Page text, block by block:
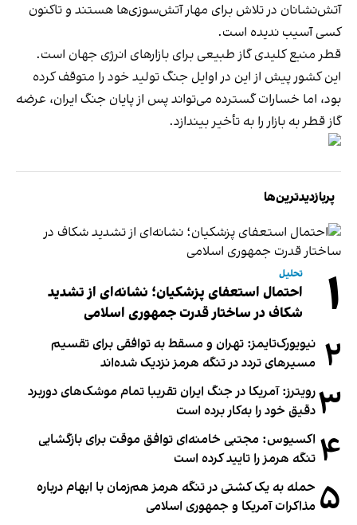
آتش‌نشانان در تلاش برای مهار آتش‌سوزی‌ها هستند و تاکنون
کسی آسیب ندیده است.
قطر منبع کلیدی گاز طبیعی برای بازارهای انرژی جهان است.
این کشور پیش از این در اوایل جنگ تولید خود را متوقف کرده
بود، اما خسارات گسترده می‌تواند پس از پایان جنگ ایران، عرضه
گاز قطر به بازار را به تأخیر بیندازد.
پربازدیدترین‌ها
۱ تحلیل
احتمال استعفای پزشکیان؛ نشانه‌ای از تشدید
شکاف در ساختار قدرت جمهوری اسلامی
۲ نیویورک‌تایمز: تهران و مسقط به توافقی برای تقسیم
مسیرهای تردد در تنگه هرمز نزدیک شده‌اند
۳رویترز: آمریکا در جنگ ایران تقریبا تمام موشک‌های دوربرد
دقیق خود را به‌کار برده است
۴ اکسیوس: مجتبی خامنه‌ای توافق موقت برای بازگشایی
تنگه هرمز را تایید کرده است
۵ حمله به یک کشتی در تنگه هرمز هم‌زمان با ابهام درباره
مذاکرات آمریکا و جمهوری اسلامی